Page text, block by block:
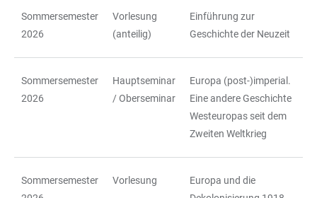
TABELLE
Sommersemester
2026
Vorlesung
(anteilig)
Einführung zur
Geschichte der Neuzeit
Sommersemester
2026
Hauptseminar
/ Oberseminar
Europa (post-)imperial.
Eine andere Geschichte
Westeuropas seit dem
Zweiten Weltkrieg
Sommersemester
Vorlesung
Europa und die